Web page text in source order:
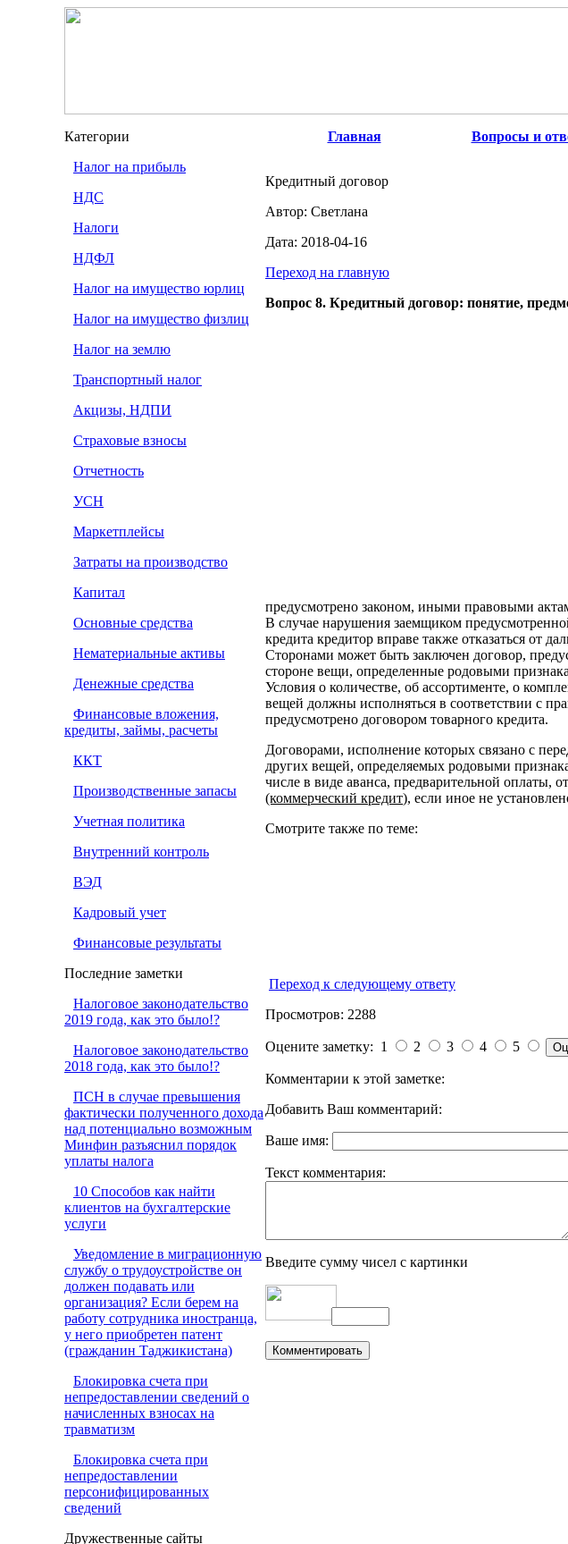
Категории
Налог на прибыль
НДС
Налоги
НДФЛ
Налог на имущество юрлиц
Налог на имущество физлиц
Налог на землю
Транспортный налог
Акцизы, НДПИ
Страховые взносы
Отчетность
УСН
Маркетплейсы
Затраты на производство
Капитал
Основные средства
Нематериальные активы
Денежные средства
Финансовые вложения,
кредиты, займы, расчеты
ККТ
Производственные запасы
Учетная политика
Внутренний контроль
ВЭД
Кадровый учет
Финансовые результаты
Последние заметки
Налоговое законодательство
2019 года, как это было!?
Налоговое законодательство
2018 года, как это было!?
ПСН в случае превышения
фактически полученного дохода
над потенциально возможным
Минфин разъяснил порядок
уплаты налога
10 Способов как найти
клиентов на бухгалтерские
услуги
Уведомление в миграционную
службу о трудоустройстве он
должен подавать или
организация? Если берем на
работу сотрудника иностранца,
у него приобретен патент
(гражданин Таджикистана)
Блокировка счета при
непредоставлении сведений о
начисленных взносах на
травматизм
Блокировка счета при
непредоставлении
персонифицированных
сведений
Дружественные сайты
Главная Вопросы и
Кредитный договор
Автор: Светлана
Дата: 2018-04-16
Переход на главную
Вопрос 8. Кредитный договор: понятие,
предусмотрено законом, иными правовыми
В случае нарушения заемщиком
кредита кредитор вправе также отказаться от
Сторонами может быть заключен договор,
стороне вещи, определенные родовыми
Условия о количестве, об ассортименте, о
вещей должны исполняться в соответствии с
предусмотрено договором товарного кредита.
Договорами, исполнение которых связано с
других вещей, определяемых родовыми
числе в виде аванса, предварительной оплаты,
(коммерческий кредит), если иное не
Смотрите также по теме:
Переход к следующему ответу
Просмотров: 2288
Оцените заметку: 1 2 3 4 5
Комментарии к этой заметке:
Добавить Ваш комментарий:
Ваше имя:
Текст комментария:
Введите сумму чисел с картинки